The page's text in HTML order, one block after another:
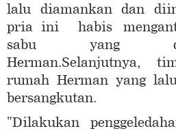
lalu diamankan dan
pria ini habis
sabu yang
Herman.Selanjutnya,
rumah Herman yang
bersangkutan.
"Dilakukan